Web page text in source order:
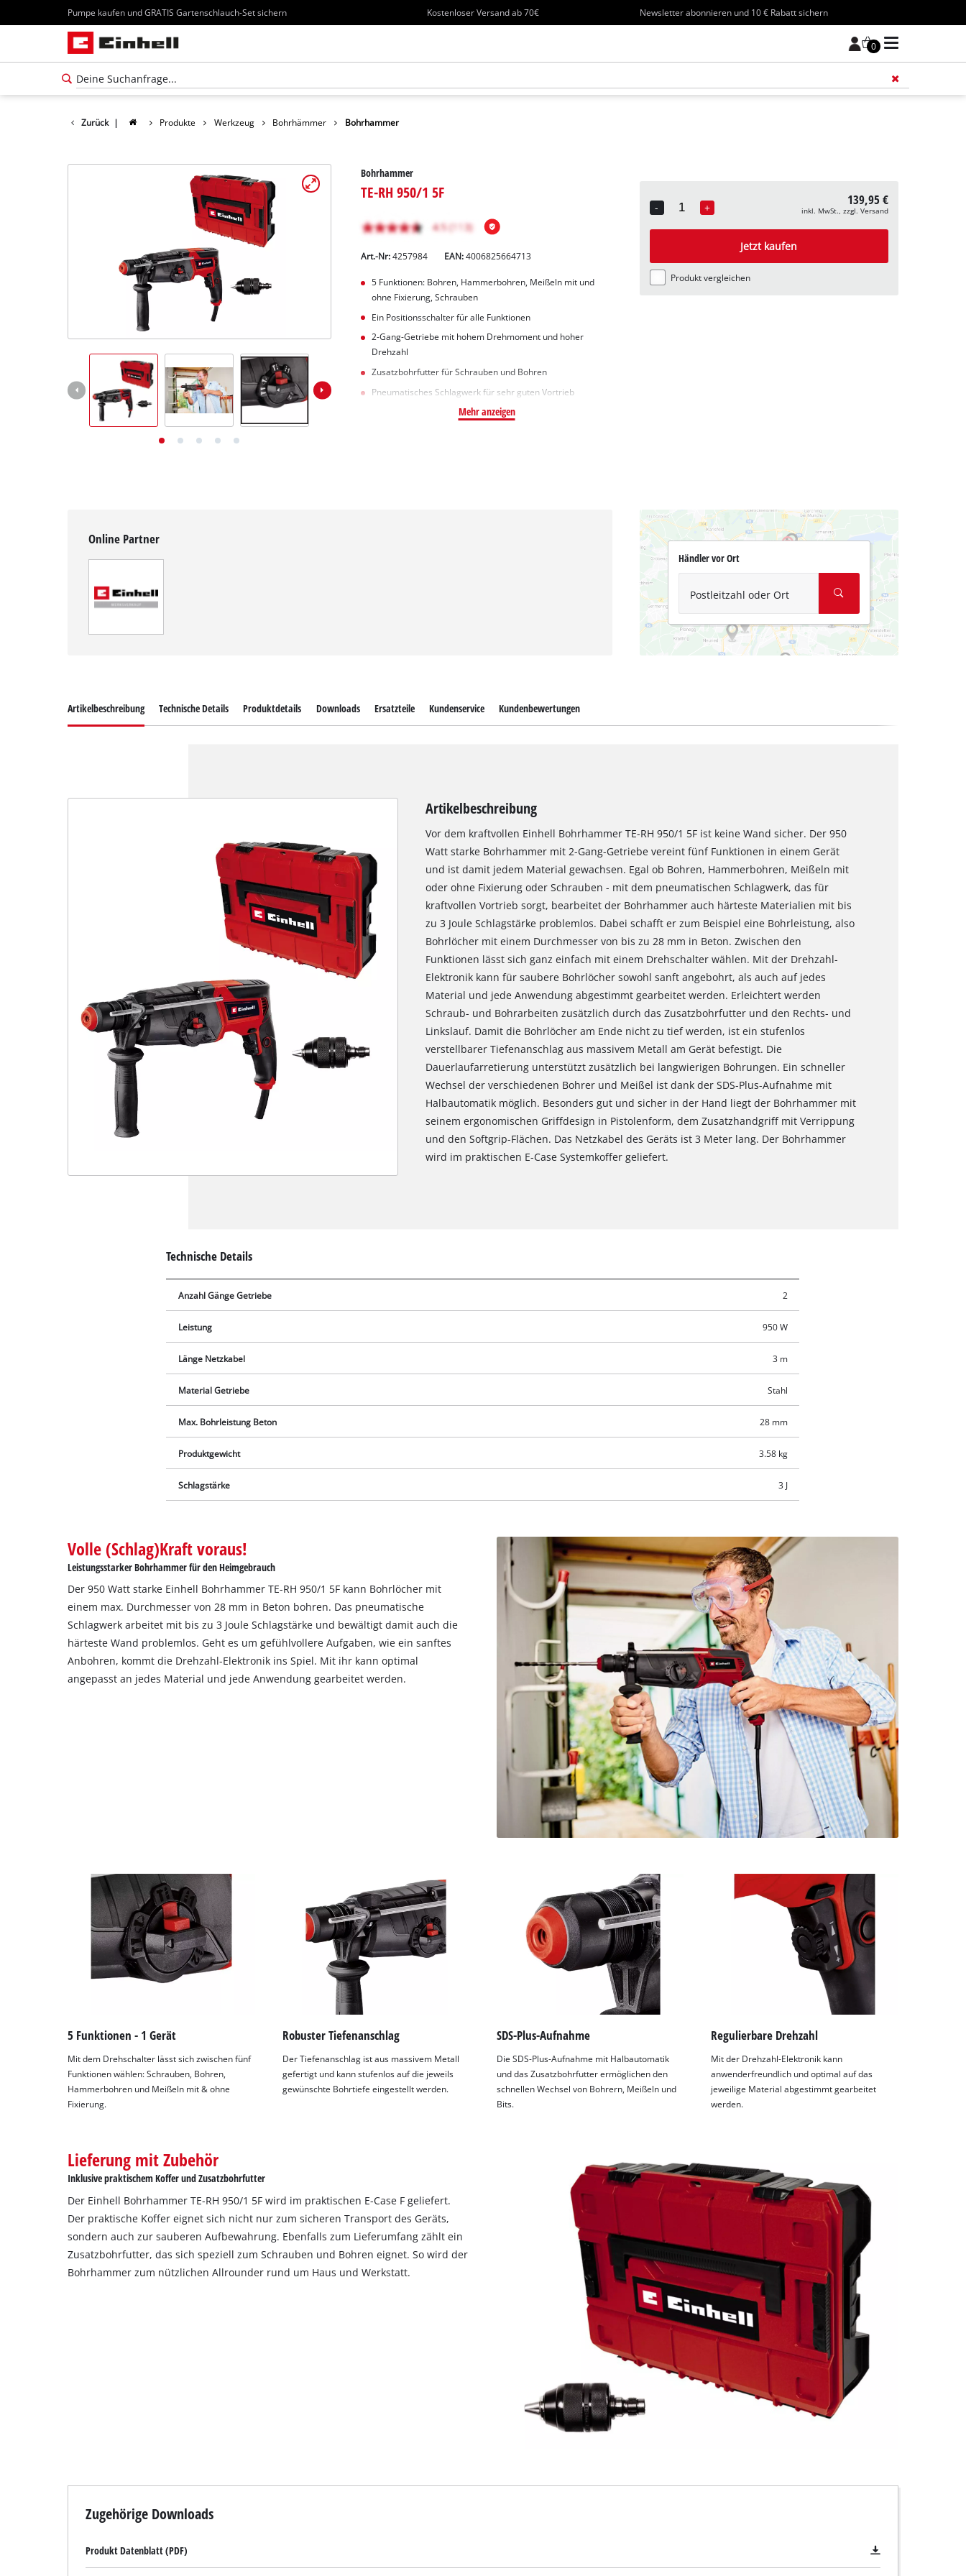
Pumpe kaufen und GRATIS Gartenschlauch-Set sichern Kostenloser Versand ab 70€ Newsletter abonnieren und 10 € Rabatt sichern
0
Zurück | Produkte Werkzeug Bohrhämmer Bohrhammer
Bohrhammer
TE-RH 950/1 5F
Art.-Nr:4257984 EAN:4006825664713
5 Funktionen: Bohren, Hammerbohren, Meißeln mit und
ohne Fixierung, Schrauben
Ein Positionsschalter für alle Funktionen
2-Gang-Getriebe mit hohem Drehmoment und hoher
Drehzahl
Zusatzbohrfutter für Schrauben und Bohren
Pneumatisches Schlagwerk für sehr guten Vortrieb
Mehr anzeigen
-
Quantity
+ 139,95 €
inkl. MwSt., zzgl. Versand
Jetzt kaufen
Produkt vergleichen
Online Partner
Händler vor Ort
Postleitzahl oder Ort
Wir benötigen deine Zustimmung, um
Google Maps laden zu können!
This content is not permitted to load due
to trackers that are not disclosed to the
visitor. The website owner needs to setup
the site with their CMP to add this content
to the list of technologies used.
Usercentrics Consent
Management Platform
Artikelbeschreibung Technische Details Produktdetails Downloads Ersatzteile Kundenservice Kundenbewertungen
Artikelbeschreibung
Vor dem kraftvollen Einhell Bohrhammer TE-RH 950/1 5F ist keine Wand sicher. Der 950
Watt starke Bohrhammer mit 2-Gang-Getriebe vereint fünf Funktionen in einem Gerät
und ist damit jedem Material gewachsen. Egal ob Bohren, Hammerbohren, Meißeln mit
oder ohne Fixierung oder Schrauben - mit dem pneumatischen Schlagwerk, das für
kraftvollen Vortrieb sorgt, bearbeitet der Bohrhammer auch härteste Materialien mit bis
zu 3 Joule Schlagstärke problemlos. Dabei schafft er zum Beispiel eine Bohrleistung, also
Bohrlöcher mit einem Durchmesser von bis zu 28 mm in Beton. Zwischen den
Funktionen lässt sich ganz einfach mit einem Drehschalter wählen. Mit der Drehzahl-
Elektronik kann für saubere Bohrlöcher sowohl sanft angebohrt, als auch auf jedes
Material und jede Anwendung abgestimmt gearbeitet werden. Erleichtert werden
Schraub- und Bohrarbeiten zusätzlich durch das Zusatzbohrfutter und den Rechts- und
Linkslauf. Damit die Bohrlöcher am Ende nicht zu tief werden, ist ein stufenlos
verstellbarer Tiefenanschlag aus massivem Metall am Gerät befestigt. Die
Dauerlaufarretierung unterstützt zusätzlich bei langwierigen Bohrungen. Ein schneller
Wechsel der verschiedenen Bohrer und Meißel ist dank der SDS-Plus-Aufnahme mit
Halbautomatik möglich. Besonders gut und sicher in der Hand liegt der Bohrhammer mit
seinem ergonomischen Griffdesign in Pistolenform, dem Zusatzhandgriff mit Verrippung
und den Softgrip-Flächen. Das Netzkabel des Geräts ist 3 Meter lang. Der Bohrhammer
wird im praktischen E-Case Systemkoffer geliefert.
Technische Details
Anzahl Gänge Getriebe 2
Leistung 950 W
Länge Netzkabel 3 m
Material Getriebe Stahl
Max. Bohrleistung Beton 28 mm
Produktgewicht 3.58 kg
Schlagstärke 3 J
Volle (Schlag)Kraft voraus!
Leistungsstarker Bohrhammer für den Heimgebrauch
Der 950 Watt starke Einhell Bohrhammer TE-RH 950/1 5F kann Bohrlöcher mit
einem max. Durchmesser von 28 mm in Beton bohren. Das pneumatische
Schlagwerk arbeitet mit bis zu 3 Joule Schlagstärke und bewältigt damit auch die
härteste Wand problemlos. Geht es um gefühlvollere Aufgaben, wie ein sanftes
Anbohren, kommt die Drehzahl-Elektronik ins Spiel. Mit ihr kann optimal
angepasst an jedes Material und jede Anwendung gearbeitet werden.
5 Funktionen - 1 Gerät
Mit dem Drehschalter lässt sich zwischen fünf
Funktionen wählen: Schrauben, Bohren,
Hammerbohren und Meißeln mit & ohne
Fixierung.
Robuster Tiefenanschlag
Der Tiefenanschlag ist aus massivem Metall
gefertigt und kann stufenlos auf die jeweils
gewünschte Bohrtiefe eingestellt werden.
SDS-Plus-Aufnahme
Die SDS-Plus-Aufnahme mit Halbautomatik
und das Zusatzbohrfutter ermöglichen den
schnellen Wechsel von Bohrern, Meißeln und
Bits.
Regulierbare Drehzahl
Mit der Drehzahl-Elektronik kann
anwenderfreundlich und optimal auf das
jeweilige Material abgestimmt gearbeitet
werden.
Lieferung mit Zubehör
Inklusive praktischem Koffer und Zusatzbohrfutter
Der Einhell Bohrhammer TE-RH 950/1 5F wird im praktischen E-Case F geliefert.
Der praktische Koffer eignet sich nicht nur zum sicheren Transport des Geräts,
sondern auch zur sauberen Aufbewahrung. Ebenfalls zum Lieferumfang zählt ein
Zusatzbohrfutter, das sich speziell zum Schrauben und Bohren eignet. So wird der
Bohrhammer zum nützlichen Allrounder rund um Haus und Werkstatt.
Zugehörige Downloads
Produkt Datenblatt (PDF)